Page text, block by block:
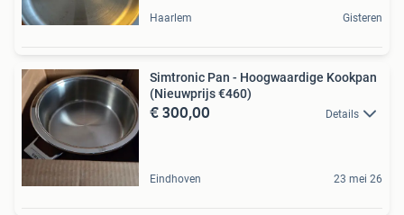
Haarlem Gisteren
Simtronic Pan - Hoogwaardige Kookpan
(Nieuwprijs €460)
€ 300,00 Details
Eindhoven 23 mei 26